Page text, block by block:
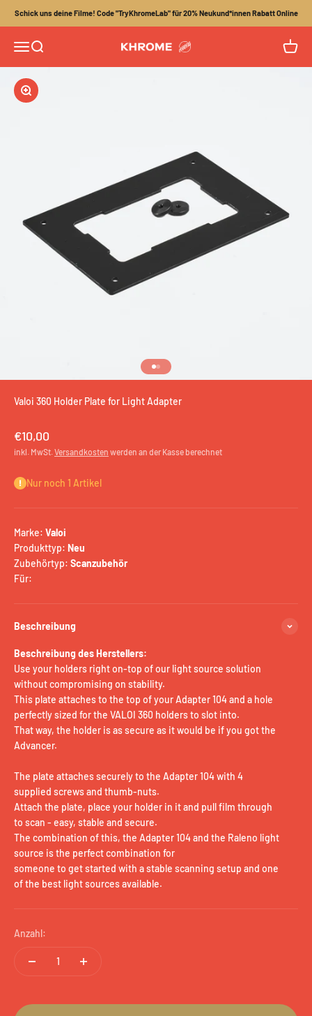
Schick uns deine Filme! Code "TryKhromeLab" für 20% Neukund*innen Rabatt Online
MenüSuche Khrome
Bild vergrößern
Gehe zu Element 1
Gehe zu Element 2
Valoi 360 Holder Plate for Light Adapter
Angebot
€10,00
inkl. MwSt.Versandkosten werden an der Kasse berechnet
Nur noch 1 Artikel
Marke: Valoi
Produkttyp: Neu
Zubehörtyp: Scanzubehör
Für:
Beschreibung
Beschreibung des Herstellers:
Use your holders right on-top of our light source solution
without compromising on stability.
This plate attaches to the top of your Adapter 104 and a hole
perfectly sized for the VALOI 360 holders to slot into.
That way, the holder is as secure as it would be if you got the
Advancer.
The plate attaches securely to the Adapter 104 with 4
supplied screws and thumb-nuts.
Attach the plate, place your holder in it and pull film through
to scan - easy, stable and secure.
The combination of this, the Adapter 104 and the Raleno light
source is the perfect combination for
someone to get started with a stable scanning setup and one
of the best light sources available.
Anzahl: